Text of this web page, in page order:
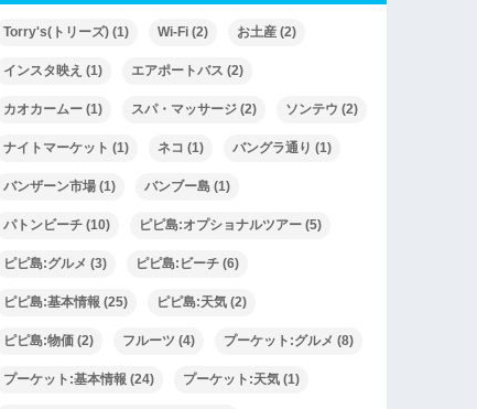
Torry's(トリーズ) (1) Wi-Fi (2) お土産 (2)
インスタ映え (1) エアポートバス (2)
カオカームー (1) スパ・マッサージ (2) ソンテウ (2)
ナイトマーケット (1) ネコ (1) バングラ通り (1)
バンザーン市場 (1) バンブー島 (1)
パトンビーチ (10) ピピ島:オプショナルツアー (5)
ピピ島:グルメ (3) ピピ島:ビーチ (6)
ピピ島:基本情報 (25) ピピ島:天気 (2)
ピピ島:物価 (2) フルーツ (4) プーケット:グルメ (8)
プーケット:基本情報 (24) プーケット:天気 (1)